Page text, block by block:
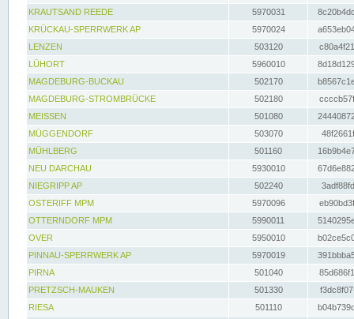
KRAUTSAND REEDE
5970031
KRÜCKAU-SPERRWERK AP
5970024
LENZEN
503120
LÜHORT
5960010
MAGDEBURG-BUCKAU
502170
MAGDEBURG-STROMBRÜCKE
502180
MEISSEN
501080
MÜGGENDORF
503070
MÜHLBERG
501160
NEU DARCHAU
5930010
NIEGRIPP AP
502240
OSTERIFF MPM
5970096
OTTERNDORF MPM
5990011
OVER
5950010
PINNAU-SPERRWERK AP
5970019
PIRNA
501040
PRETZSCH-MAUKEN
501330
RIESA
501110